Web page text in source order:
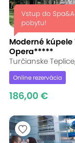
Vstup do
pobytu!
Moderné
Opera*****
Turčianske
Online rezervácia
186,00 €